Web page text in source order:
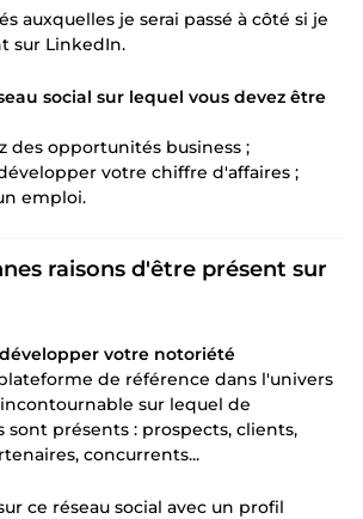
auxquelles je serai passé à côté si je
sur LinkedIn.
social sur lequel vous devez être
des opportunités business ;
votre chiffre d'affaires ;
emploi.
raisons d'être présent sur
votre notoriété
de référence dans l'univers
sur lequel de
sont présents : prospects, clients,
concurrents...
ce réseau social avec un profil